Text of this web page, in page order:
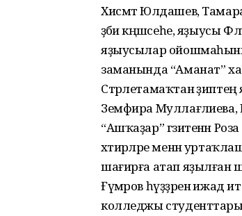
Хисмәт Юлдашев,
әҙәби кәңәшсеһе,
яҙыусылар
заманында “Аманат”
Стәрлетамаҡтан
Земфира
“Ашҡаҙар” гәзитенән
хәтирәләре менән
шағирға атап
Ғүмәров һүҙҙәренә ижад
колледжы